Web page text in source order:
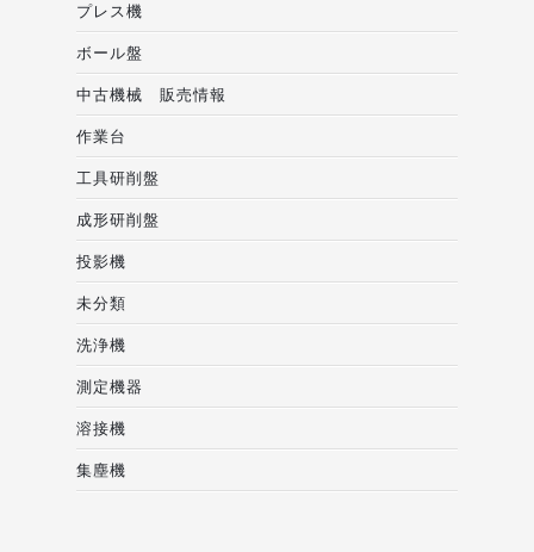
プレス機
ボール盤
中古機械 販売情報
作業台
工具研削盤
成形研削盤
投影機
未分類
洗浄機
測定機器
溶接機
集塵機